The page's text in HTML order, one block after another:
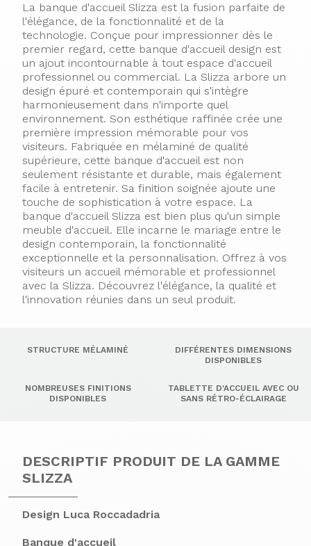
La banque d'accueil Slizza est la fusion parfaite de
l'élégance, de la fonctionnalité et de la
technologie. Conçue pour impressionner dès le
premier regard, cette banque d'accueil design est
un ajout incontournable à tout espace d'accueil
professionnel ou commercial. La Slizza arbore un
design épuré et contemporain qui s'intègre
harmonieusement dans n'importe quel
environnement. Son esthétique raffinée crée une
première impression mémorable pour vos
visiteurs. Fabriquée en mélaminé de qualité
supérieure, cette banque d'accueil est non
seulement résistante et durable, mais également
facile à entretenir. Sa finition soignée ajoute une
touche de sophistication à votre espace. La
banque d'accueil Slizza est bien plus qu'un simple
meuble d'accueil. Elle incarne le mariage entre le
design contemporain, la fonctionnalité
exceptionnelle et la personnalisation. Offrez à vos
visiteurs un accueil mémorable et professionnel
avec la Slizza. Découvrez l'élégance, la qualité et
l'innovation réunies dans un seul produit.
STRUCTURE MÉLAMINÉ
DIFFÉRENTES DIMENSIONS
DISPONIBLES
NOMBREUSES FINITIONS
DISPONIBLES
TABLETTE D'ACCUEIL AVEC OU
SANS RÉTRO-ÉCLAIRAGE
DESCRIPTIF PRODUIT DE LA GAMME
SLIZZA
Design Luca Roccadadria
Banque d'accueil